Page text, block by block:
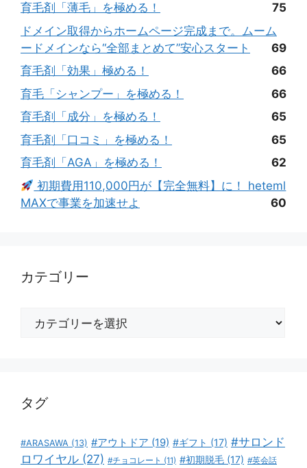
育毛剤「薄毛」を極める！
75
ドメイン取得からホームページ完成まで。ムーム
ードメインなら“全部まとめて”安心スタート
69
育毛剤「効果」極める！
66
育毛「シャンプー」を極める！
66
育毛剤「成分」を極める！
65
育毛剤「口コミ」を極める！
65
育毛剤「AGA」を極める！
62
初期費用110,000円が【完全無料】に！ heteml
MAXで事業を加速せよ
60
カテゴリー
タグ
#ARASAWA (13) #アウトドア (19) #ギフト (17) #サロンド
ロワイヤル (27) #チョコレート (11) #初期脱毛 (17) #英会話